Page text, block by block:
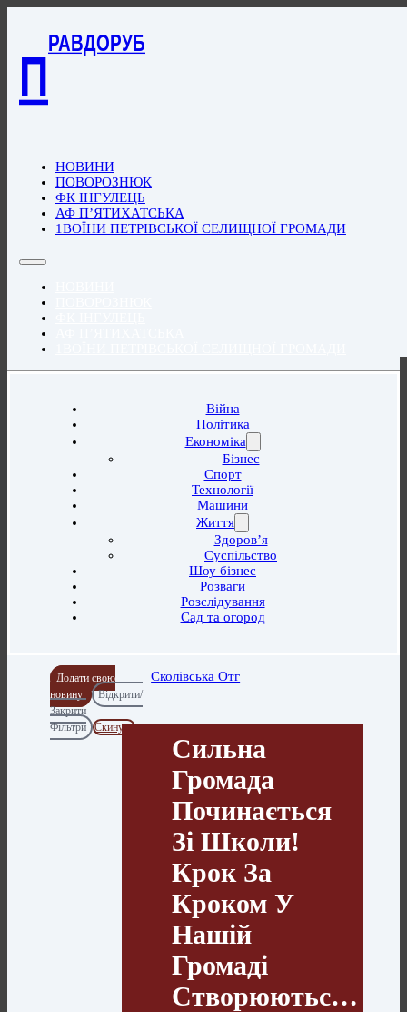
П
РАВДОРУБ
НОВИНИ
ПОВОРОЗНЮК
ФК ІНГУЛЕЦЬ
АФ П’ЯТИХАТСЬКА
1ВОЇНИ ПЕТРІВСЬКОЇ СЕЛИЩНОЇ ГРОМАДИ
Війна
Політика
Економіка
Бізнес
Спорт
Технології
Машини
Життя
Здоров’я
Суспільство
Шоу бізнес
Розваги
Розслідування
Сад та огород
Додати свою
новину
Відкрити/
Закрити
Фільтри
Скинути
Сколівська Отг
Сильна
Громада
Починається
Зі Школи!
Крок За
Кроком У
Нашій
Громаді
Створюютьс…